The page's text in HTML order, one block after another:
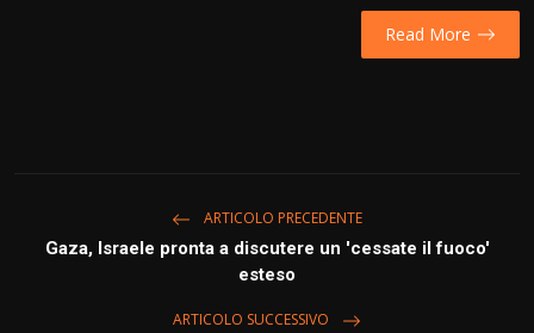
Italiano
Read More
ARTICOLO PRECEDENTE
Gaza, Israele pronta a discutere un 'cessate il fuoco'
esteso
ARTICOLO SUCCESSIVO